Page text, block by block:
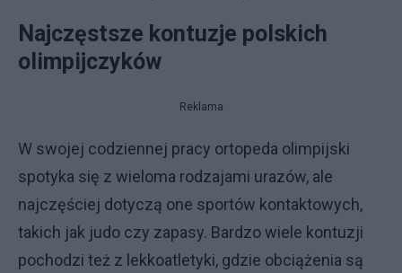
Najczęstsze kontuzje polskich
olimpijczyków
Reklama
W swojej codziennej pracy ortopeda olimpijski
spotyka się z wieloma rodzajami urazów, ale
najczęściej dotyczą one sportów kontaktowych,
takich jak judo czy zapasy. Bardzo wiele kontuzji
pochodzi też z lekkoatletyki, gdzie obciążenia są